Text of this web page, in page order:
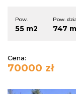
Pow.
55 m2
Pow.
747
Cena:
70000 zł